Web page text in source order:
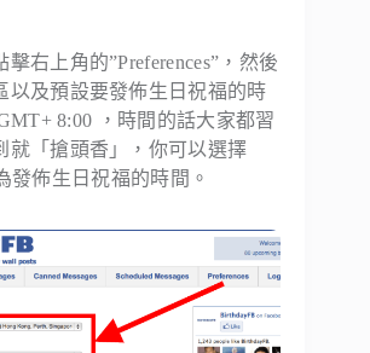
右上角的”Preferences”，然後
以及預設要發佈生日祝福的時
8:00 ，時間的話大家都習
就「搶頭香」，你可以選擇
發佈生日祝福的時間。